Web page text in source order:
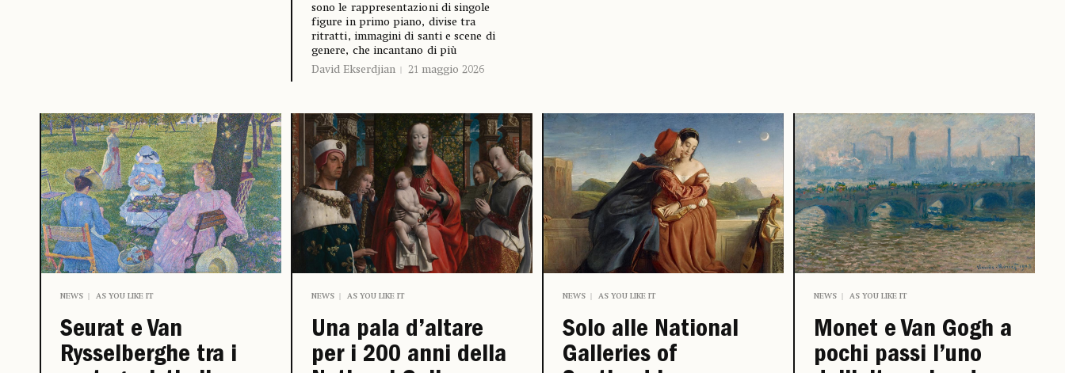
sono le rappresentazioni di singole
figure in primo piano, divise tra
ritratti, immagini di santi e scene di
genere, che incantano di più
David Ekserdjian
21 maggio 2026
NEWS AS YOU LIKE IT
Seurat e Van
Rysselberghe tra i
NEWS AS YOU LIKE IT
Una pala d’altare
per i 200 anni della
NEWS AS YOU LIKE IT
Solo alle National
Galleries of
NEWS AS YOU LIKE IT
Monet e Van Gogh a
pochi passi l’uno